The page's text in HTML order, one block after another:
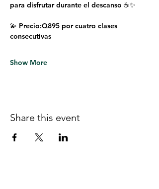
para disfrutar durante el descanso ☕✨
💫 Precio:Q895 por cuatro clases
consecutivas
Show More
Share this event